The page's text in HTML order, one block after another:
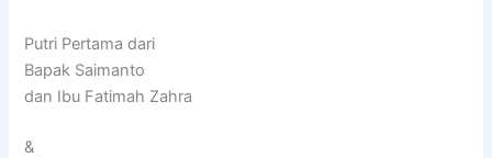
Putri Pertama dari
Bapak Saimanto
dan Ibu Fatimah Zahra
&